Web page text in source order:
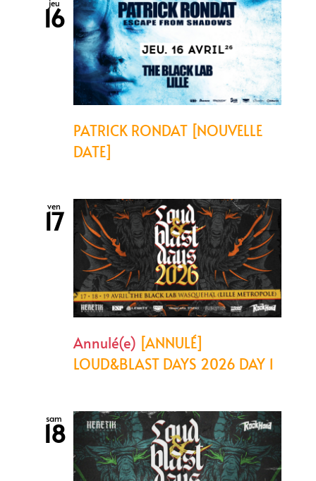
jeu
16
PATRICK RONDAT [NOUVELLE
DATE]
ven
17
Annulé(e) [ANNULÉ]
LOUD&BLAST DAYS 2026 DAY 1
sam
18